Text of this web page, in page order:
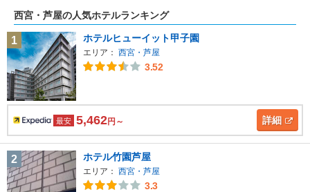
西宮・芦屋の人気ホテルランキング
1 ホテルヒューイット甲子園
エリア： 西宮・芦屋
3.52
最安 5,462円～ 詳細
2 ホテル竹園芦屋
エリア： 西宮・芦屋
3.3